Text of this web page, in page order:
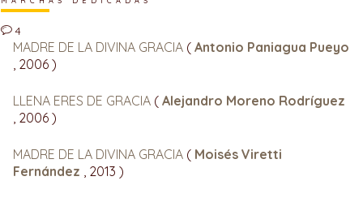
4
MADRE DE LA DIVINA GRACIA ( Antonio Paniagua Pueyo
, 2006 )
LLENA ERES DE GRACIA ( Alejandro Moreno Rodríguez
, 2006 )
MADRE DE LA DIVINA GRACIA ( Moisés Viretti
Fernández
, 2013 )